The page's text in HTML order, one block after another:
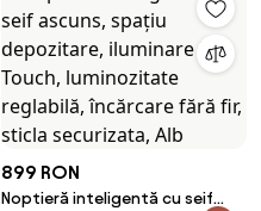
securizata, Gri
899 RON
Noptieră inteligentă cu seif